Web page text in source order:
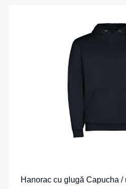
Hanorac cu glugă Capucha